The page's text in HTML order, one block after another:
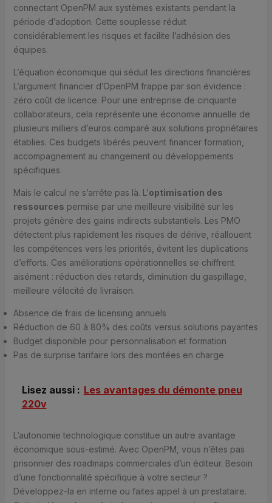
connectant OpenPM aux systèmes existants pendant la
période d’adoption. Cette souplesse réduit
considérablement les risques et facilite l’adhésion des
équipes.
L’équation économique qui séduit les directions financières
L’argument financier d’OpenPM frappe par son évidence :
zéro coût de licence. Pour une entreprise de cinquante
collaborateurs, cela représente une économie annuelle de
plusieurs milliers d’euros comparé aux solutions propriétaires
établies. Ces budgets libérés peuvent financer formation,
accompagnement au changement ou développements
spécifiques.
Mais le calcul ne s’arrête pas là. L’optimisation des
ressources permise par une meilleure visibilité sur les
projets génère des gains indirects substantiels. Les PMO
détectent plus rapidement les risques de dérive, réallouent
les compétences vers les priorités, évitent les duplications
d’efforts. Ces améliorations opérationnelles se chiffrent
aisément : réduction des retards, diminution du gaspillage,
meilleure vélocité de livraison.
Absence de frais de licensing annuels
Réduction de 60 à 80% des coûts versus solutions payantes
Budget disponible pour personnalisation et formation
Pas de surprise tarifaire lors des montées en charge
Lisez aussi : Les avantages du démonte pneu
220v
L’autonomie technologique constitue un autre avantage
économique sous-estimé. Avec OpenPM, vous n’êtes pas
prisonnier des roadmaps commerciales d’un éditeur. Besoin
d’une fonctionnalité spécifique à votre secteur ?
Développez-la en interne ou faites appel à un prestataire.